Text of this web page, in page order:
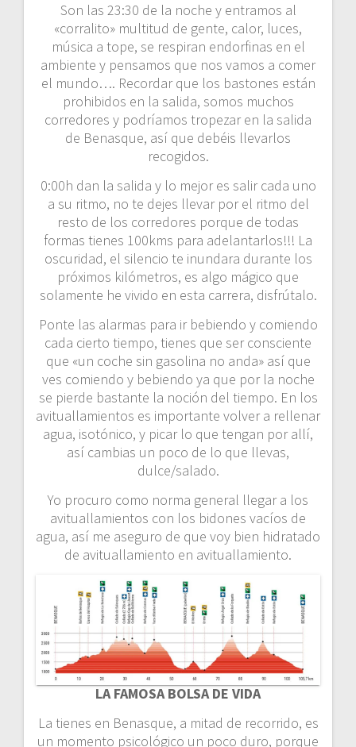
Son las 23:30 de la noche y entramos al
«corralito» multitud de gente, calor, luces,
música a tope, se respiran endorfinas en el
ambiente y pensamos que nos vamos a comer
el mundo…. Recordar que los bastones están
prohibidos en la salida, somos muchos
corredores y podríamos tropezar en la salida
de Benasque, así que debéis llevarlos
recogidos.
0:00h dan la salida y lo mejor es salir cada uno
a su ritmo, no te dejes llevar por el ritmo del
resto de los corredores porque de todas
formas tienes 100kms para adelantarlos!!! La
oscuridad, el silencio te inundara durante los
próximos kilómetros, es algo mágico que
solamente he vivido en esta carrera, disfrútalo.
Ponte las alarmas para ir bebiendo y comiendo
cada cierto tiempo, tienes que ser consciente
que «un coche sin gasolina no anda» así que
ves comiendo y bebiendo ya que por la noche
se pierde bastante la noción del tiempo. En los
avituallamientos es importante volver a rellenar
agua, isotónico, y picar lo que tengan por allí,
así cambias un poco de lo que llevas,
dulce/salado.
Yo procuro como norma general llegar a los
avituallamientos con los bidones vacíos de
agua, así me aseguro de que voy bien hidratado
de avituallamiento en avituallamiento.
LA FAMOSA BOLSA DE VIDA
La tienes en Benasque, a mitad de recorrido, es
un momento psicológico un poco duro, porque